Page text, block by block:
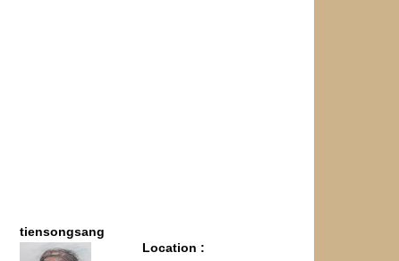
tiensongsang
Location :